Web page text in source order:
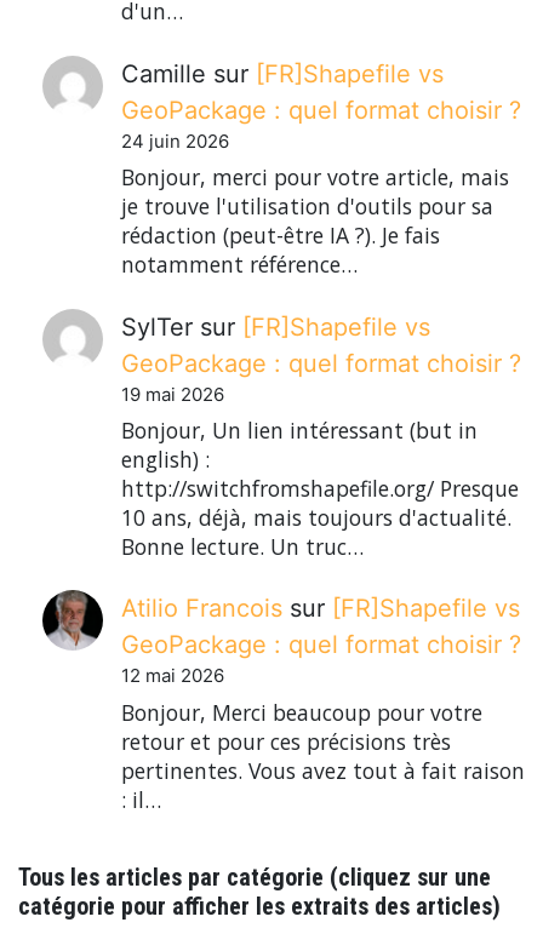
d'un…
Camille sur [FR]Shapefile vs
GeoPackage : quel format choisir ?
24 juin 2026
Bonjour, merci pour votre article, mais
je trouve l'utilisation d'outils pour sa
rédaction (peut-être IA ?). Je fais
notamment référence…
SylTer sur [FR]Shapefile vs
GeoPackage : quel format choisir ?
19 mai 2026
Bonjour, Un lien intéressant (but in
english) :
http://switchfromshapefile.org/ Presque
10 ans, déjà, mais toujours d'actualité.
Bonne lecture. Un truc…
Atilio Francois sur [FR]Shapefile vs
GeoPackage : quel format choisir ?
12 mai 2026
Bonjour, Merci beaucoup pour votre
retour et pour ces précisions très
pertinentes. Vous avez tout à fait raison
: il…
Tous les articles par catégorie (cliquez sur une
catégorie pour afficher les extraits des articles)